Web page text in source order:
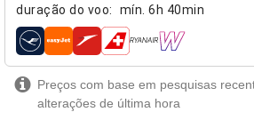
duração do voo: mín. 6h 40min
companhias aéreas
Preços com base em pesquisas
alterações de última hora